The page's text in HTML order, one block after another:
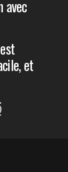
avec
et